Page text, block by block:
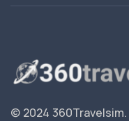
© 2024 360Travelsim.